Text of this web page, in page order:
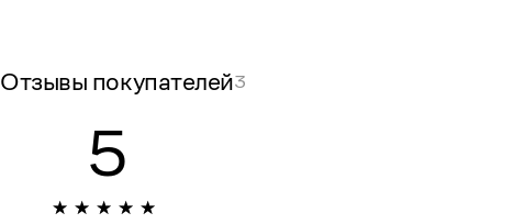
Отзывы покупателей3
5